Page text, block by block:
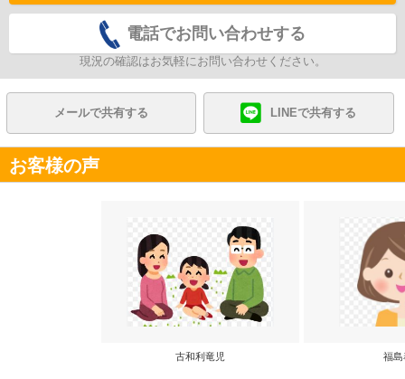
電話でお問い合わせする
現況の確認はお気軽にお問い合わせください。
メールで共有する LINEで共有する
お客様の声
古和利竜児 福島